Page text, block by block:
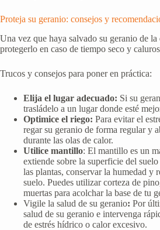
Proteja su geranio: consejos y
Una vez que haya salvado su geranio de
protegerlo en caso de tiempo seco y
Trucos y consejos para poner en práctica:
Elija el lugar adecuado: Si su
trasládelo a un lugar donde esté
Optimice el riego: Para evitar el
regar su geranio de forma regular y
durante las olas de calor.
Utilice mantillo: El mantillo es un
extiende sobre la superficie del
las plantas, conservar la humedad y
suelo. Puedes utilizar corteza de
muertas para acolchar la base de tu
Vigile la salud de su geranio: Por
salud de su geranio e intervenga
de estrés hídrico o calor excesivo.